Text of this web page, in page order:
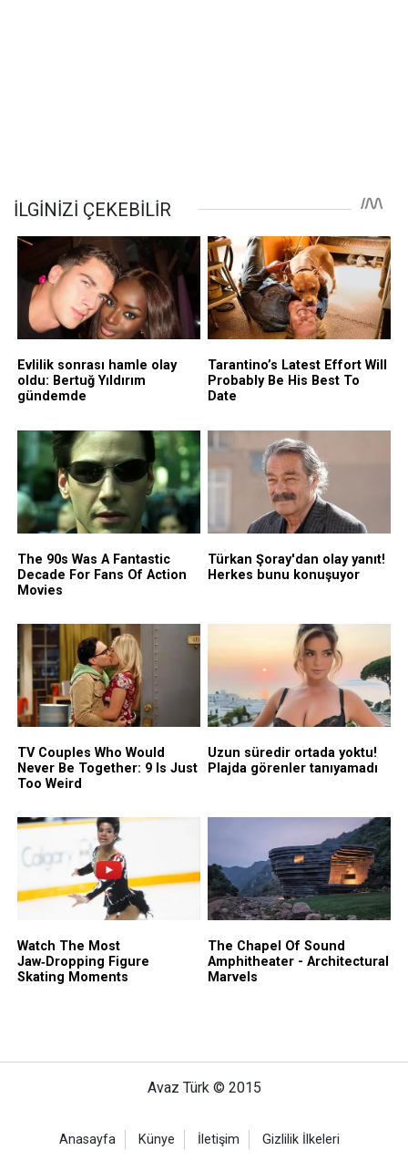
Avaz Türk © 2015
Anasayfa Künye İletişim Gizlilik İlkeleri